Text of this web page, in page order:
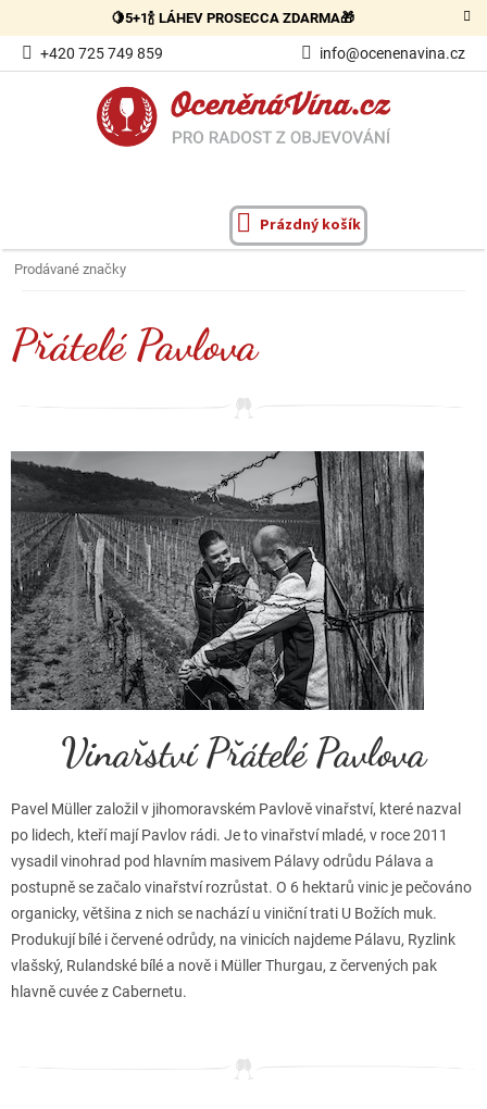
obsah
🍋5+1🍾 LÁHEV PROSECCA ZDARMA🎁
+420 725 749 859 info@ocenenavina.cz
NÁKUPNÍ
Prázdný košík
Prodávané značky
Přátelé Pavlova
Vinařství Přátelé Pavlova
Pavel Müller založil v jihomoravském Pavlově vinařství, které nazval
po lidech, kteří mají Pavlov rádi. Je to vinařství mladé, v roce 2011
vysadil vinohrad pod hlavním masivem Pálavy odrůdu Pálava a
postupně se začalo vinařství rozrůstat. O 6 hektarů vinic je pečováno
organicky, většina z nich se nachází u viniční trati U Božích muk.
Produkují bílé i červené odrůdy, na vinicích najdeme Pálavu, Ryzlink
vlašský, Rulandské bílé a nově i Müller Thurgau, z červených pak
hlavně cuvée z Cabernetu.